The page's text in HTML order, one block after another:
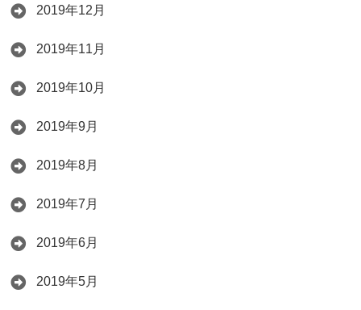
2019年12月
2019年11月
2019年10月
2019年9月
2019年8月
2019年7月
2019年6月
2019年5月